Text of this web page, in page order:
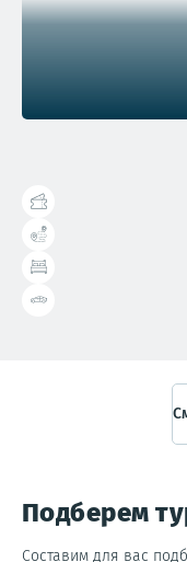
Подберем
Составим для вас